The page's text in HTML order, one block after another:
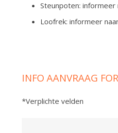
Steunpoten: informeer
Loofrek: informeer
INFO AANVRAAG
*Verplichte velden